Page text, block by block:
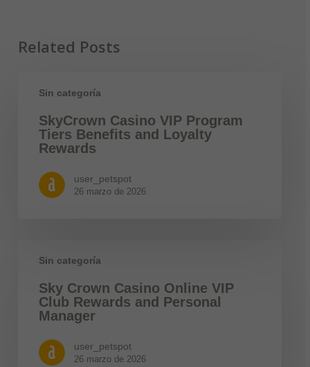
Related Posts
Sin categoría
SkyCrown Casino VIP Program
Tiers Benefits and Loyalty
Rewards
user_petspot
26 marzo de 2026
Sin categoría
Sky Crown Casino Online VIP
Club Rewards and Personal
Manager
user_petspot
26 marzo de 2026